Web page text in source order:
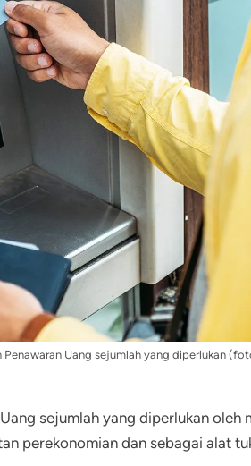
Penawaran Uang sejumlah yang diperlukan
sejumlah yang diperlukan oleh
perekonomian dan sebagai alat